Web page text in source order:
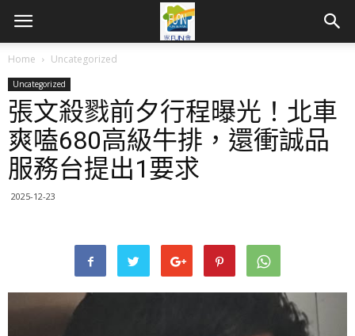
Home Uncategorized
Uncategorized
張文殺戮前夕行程曝光！北車
爽嗑680高級牛排，還衝誠品
服務台提出1要求
2025-12-23